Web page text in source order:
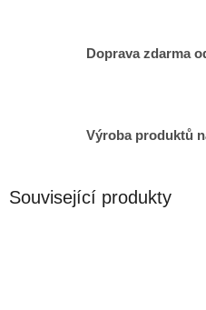
Doprava zdarma
Výroba produktů
Související produkty